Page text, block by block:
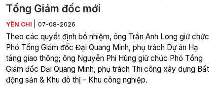
Tổng Giám đốc mới
YÊN CHI 07-08-2026
Theo các quyết định bổ nhiệm, ông Trần Anh Long giữ chức
Phó Tổng Giám đốc Đại Quang Minh, phụ trách Dự án Hạ
tầng giao thông; ông Nguyễn Phi Hùng giữ chức Phó Tổng
Giám đốc Đại Quang Minh, phụ trách Thi công xây dựng Bất
động sản & Khu đô thị - Khu công nghiệp.